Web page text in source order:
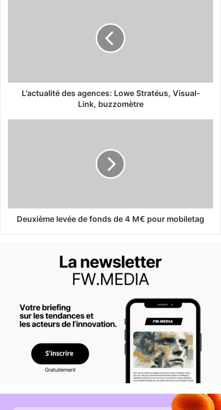
L'actualité des agences: Lowe Stratéus, Visual-
Link, buzzomètre
Deuxième levée de fonds de 4 M€ pour mobiletag